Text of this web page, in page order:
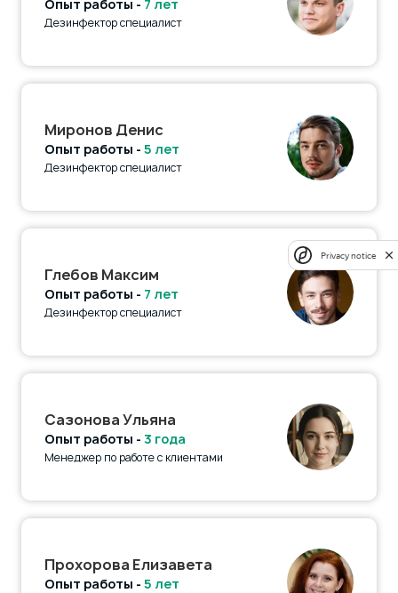
Опыт работы - 7 лет
Дезинфектор специалист
Миронов Денис
Опыт работы - 5 лет
Дезинфектор специалист
Глебов Максим
Опыт работы - 7 лет
Дезинфектор специалист
Сазонова Ульяна
Опыт работы - 3 года
Менеджер по работе с клиентами
Прохорова Елизавета
Опыт работы - 5 лет
Privacy notice